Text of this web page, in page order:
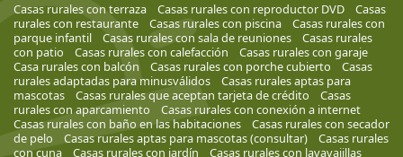
Casas rurales con terraza Casas rurales con reproductor DVD
Casas
rurales con restaurante
Casas rurales con piscina
Casas rurales con
parque infantil
Casas rurales con sala de reuniones
Casas rurales
con patio
Casas rurales con calefacción
Casas rurales con garaje
Casa rurales con balcón
Casas rurales con porche cubierto
Casas
rurales adaptadas para minusválidos
Casas rurales aptas para
mascotas
Casas rurales que aceptan tarjeta de crédito
Casas
rurales con aparcamiento
Casas rurales con conexión a internet
Casas rurales con baño en las habitaciones
Casas rurales con secador
de pelo
Casas rurales aptas para mascotas (consultar)
Casas rurales
con cuna
Casas rurales con jardín
Casas rurales con lavavajillas